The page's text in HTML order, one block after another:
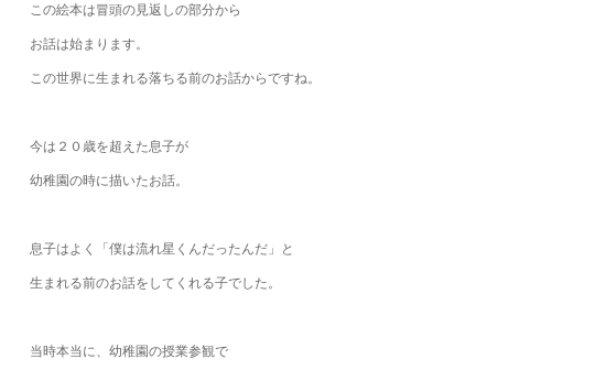
この絵本は冒頭の見返しの部分から
お話は始まります。
この世界に生まれる落ちる前のお話からですね。
今は２０歳を超えた息子が
幼稚園の時に描いたお話。
息子はよく「僕は流れ星くんだったんだ」と
生まれる前のお話をしてくれる子でした。
当時本当に、幼稚園の授業参観で